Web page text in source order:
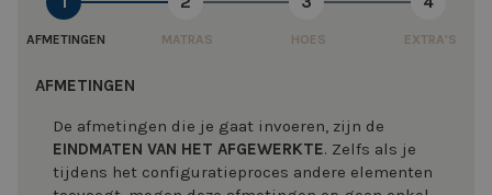
AFMETINGEN MATRAS HOES EXTRA'S
AFMETINGEN
De afmetingen die je gaat invoeren, zijn de
EINDMATEN VAN HET AFGEWERKTE. Zelfs als je
tijdens het configuratieproces andere elementen